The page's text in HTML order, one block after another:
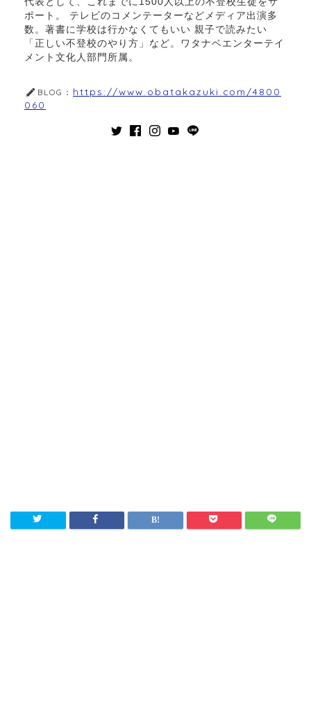
ポート。 テレビのコメンテーターなどメディア出演多
数。著書に学校は行かなくてもいい 親子で読みたい
「正しい不登校のやり方」など。ワタナベエンターテイ
メント文化人部門所属。
BLOG： https://www.obatakazuki.com/4800
060